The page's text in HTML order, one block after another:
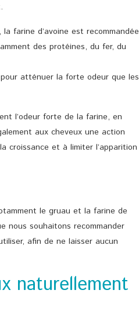
farine d’avoine est recommandée
des protéines, du fer, du
atténuer la forte odeur que les
l’odeur forte de la farine, en
aux cheveux une action
croissance et à limiter l’apparition
le gruau et la farine de
nous souhaitons recommander
afin de ne laisser aucun
naturellement